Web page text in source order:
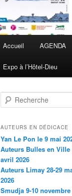
Aller au contenu
Aller au contenu
Accueil AGENDA
Expo à l’Hôtel-Dieu
Recherche
AUTEURS EN DÉDICACE
Yan Le Pon le 9 mai
Auteurs Bulles en Ville
avril 2026
Auteurs Limay 28-29
2026
Smudja 9-10 novembre